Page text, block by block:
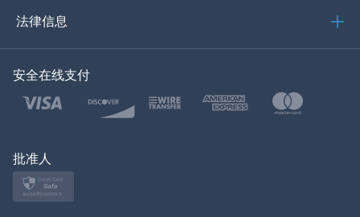
土耳其语
波兰文
法律信息
安全在线支付
批准人